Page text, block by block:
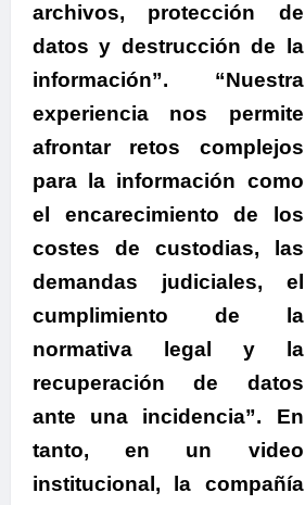
archivos, protección de
datos y destrucción de la
información”. “Nuestra
experiencia nos permite
afrontar retos complejos
para la información como
el encarecimiento de los
costes de custodias, las
demandas judiciales, el
cumplimiento de la
normativa legal y la
recuperación de datos
ante una incidencia”. En
tanto, en un video
institucional, la compañía